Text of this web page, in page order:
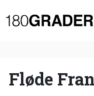
Oversigt
Debat
Fløde